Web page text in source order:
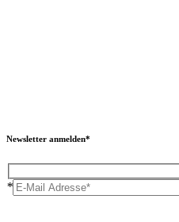
Newsletter anmelden*
*